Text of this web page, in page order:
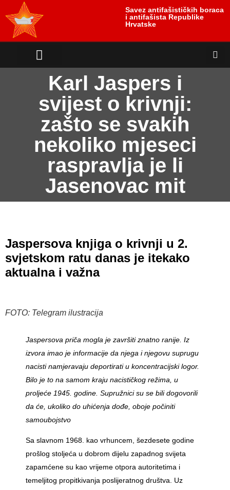
Savez antifašističkih boraca
i antifašista Republike
Hrvatske
Karl Jaspers i
svijest o krivnji:
zašto se svakih
nekoliko mjeseci
raspravlja je li
Jasenovac mit
Jaspersova knjiga o krivnji u 2.
svjetskom ratu danas je itekako
aktualna i važna
FOTO: Telegram ilustracija
Jaspersova priča mogla je završiti znatno ranije. Iz
izvora imao je informacije da njega i njegovu suprugu
nacisti namjeravaju deportirati u koncentracijski logor.
Bilo je to na samom kraju nacističkog režima, u
proljeće 1945. godine. Supružnici su se bili dogovorili
da će, ukoliko do uhićenja dođe, oboje počiniti
samoubojstvo
Sa slavnom 1968. kao vrhuncem, šezdesete godine
prošlog stoljeća u dobrom dijelu zapadnog svijeta
zapamćene su kao vrijeme otpora autoritetima i
temeljitog propitkivanja poslijeratnog društva. Uz